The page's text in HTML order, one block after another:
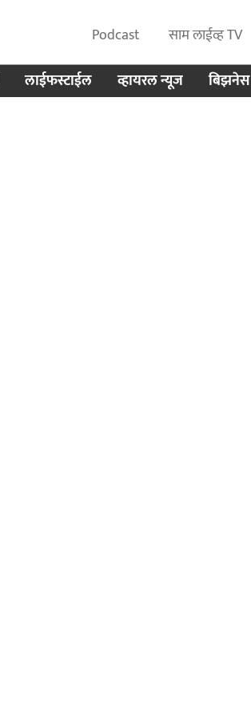
Podcast साम लाईव्ह TV
लाईफस्टाईल व्हायरल न्यूज बिझनेस